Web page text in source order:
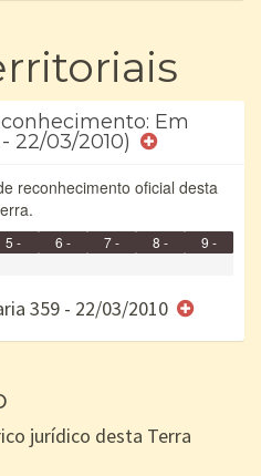
Em
22/03/2010)
reconhecimento oficial desta
5 -
6 -
e/ou
7 -
8 -
9 -
359 - 22/03/2010
jurídico desta Terra